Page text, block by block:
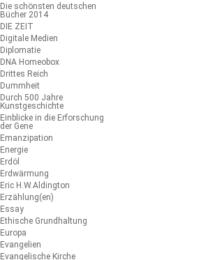
Die schönsten deutschen
Bücher 2014
DIE ZEIT
Digitale Medien
Diplomatie
DNA Homeobox
Drittes Reich
Dummheit
Durch 500 Jahre
Kunstgeschichte
Einblicke in die Erforschung
der Gene
Emanzipation
Energie
Erdöl
Erdwärmung
Eric H.W.Aldington
Erzählung(en)
Essay
Ethische Grundhaltung
Europa
Evangelien
Evangelische Kirche